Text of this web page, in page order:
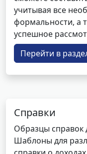
учитывая все
формальности, а
успешное
Перейти в
Справки
Образцы справок
Шаблоны для